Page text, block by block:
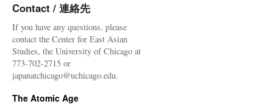
Contact / 連絡先
If you have any questions, please
contact the Center for East Asian
Studies, the University of Chicago at
773-702-2715 or
japanatchicago@uchicago.edu.
The Atomic Age